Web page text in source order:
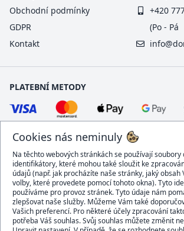
Cookies nás neminuly
Na těchto webových stránkách se používají soubory
identifikátory, které mohou také sloužit ke
údajů (např. jak procházíte naše stránky, jaký obsah
volby, které provedete pomocí tohoto okna). Tyto
používáme pro provoz stránek. Tyto údaje nám
zlepšovat naše služby. Můžeme Vám také
Vašich preferencí. Pro některé účely zpracování
potřeba Váš souhlas. Svůj souhlas můžete změnit
Obchodní podmínky
GDPR
Kontakt
+420
(Po -
PLATEBNÍ METODY
DOPRAVCI